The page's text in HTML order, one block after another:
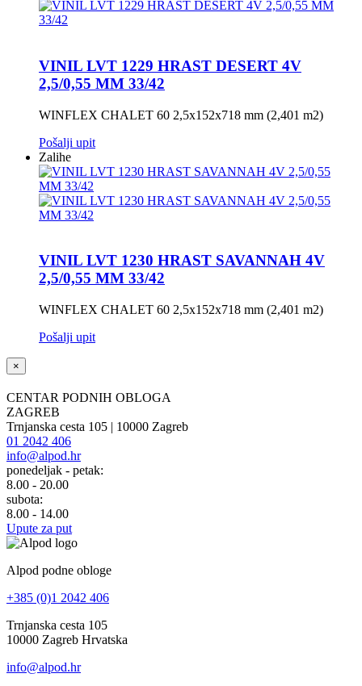
VINIL LVT 1229 HRAST DESERT 4V
2,5/0,55 MM 33/42
WINFLEX CHALET 60 2,5x152x718 mm (2,401 m2)
Pošalji upit
Zalihe
VINIL LVT 1230 HRAST SAVANNAH 4V
2,5/0,55 MM 33/42
WINFLEX CHALET 60 2,5x152x718 mm (2,401 m2)
Pošalji upit
×
CENTAR PODNIH OBLOGA
ZAGREB
Trnjanska cesta 105 | 10000 Zagreb
01 2042 406
info@alpod.hr
ponedeljak - petak:
8.00 - 20.00
subota:
8.00 - 14.00
Upute za put
Alpod podne obloge
+385 (0)1 2042 406
Trnjanska cesta 105
10000 Zagreb Hrvatska
info@alpod.hr